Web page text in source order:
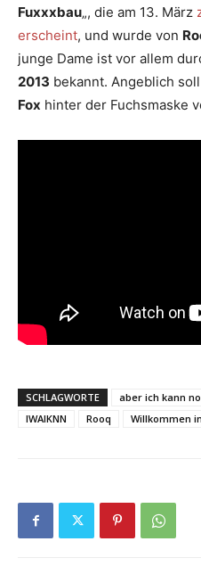
Fuxxxbau„, die am 13. März
erscheint, und wurde von
junge Dame ist vor allem
2013 bekannt. Angeblich
Fox hinter der Fuchsmaske
SCHLAGWORTE aber ich kann
IWAIKNN
Rooq Willkommen